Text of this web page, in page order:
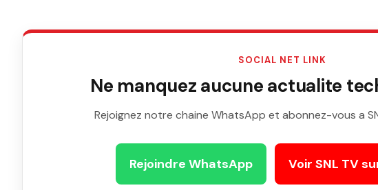
SOCIAL NET LINK
Ne manquez aucune actualite
Rejoignez notre chaine WhatsApp et abonnez-vous a
Rejoindre WhatsApp Voir SNL TV